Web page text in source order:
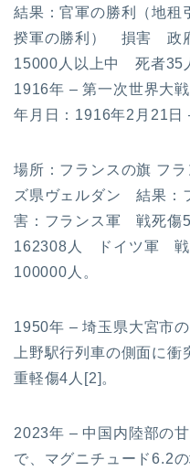
結果：官軍の勝利（地租
揆軍の勝利） 損害
15000人以上中 死者35
1916年 – 第一次世界大
年月日：1916年2月21日
場所：フランスの旗 フ
ズ県ヴェルダン 結果：
害：フランス軍 戦死傷
162308人 ドイツ軍
100000人。
1950年 – 埼玉県大宮市
上野駅行列車の側面に衝
重軽傷4人[2]。
2023年 – 中国内陸部の
で、マグニチュード6.2